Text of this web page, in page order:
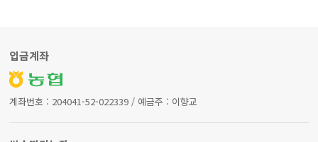
입금계좌
계좌번호 : 204041-52-022339 / 예금주 : 이향교